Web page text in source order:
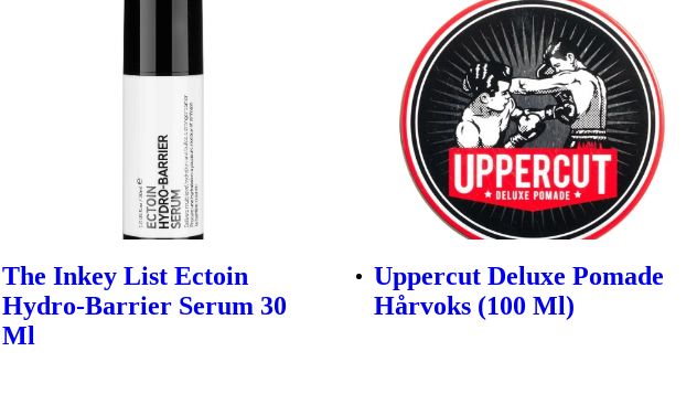
The Inkey List Ectoin
Hydro-Barrier Serum 30
Ml
Uppercut Deluxe Pomade
Hårvoks (100 Ml)